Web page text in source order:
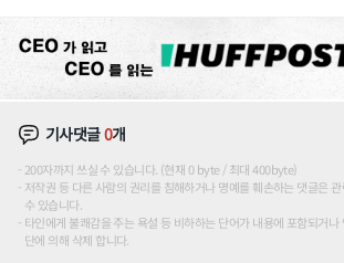
기사댓글0개
200자까지 쓰실 수 있습니다. (현재 0 byte / 최대 400byte)
저작권 등 다른 사람의 권리를 침해하거나 명예를 훼손하는 댓글은
수 있습니다.
타인에게 불쾌감을 주는 욕설 등 비하하는 단어가 내용에 포함되거
단에 의해 삭제 합니다.